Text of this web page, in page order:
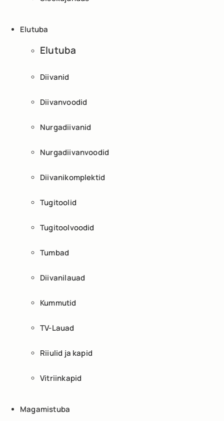
Elutuba
Elutuba
Diivanid
Diivanvoodid
Nurgadiivanid
Nurgadiivanvoodid
Diivanikomplektid
Tugitoolid
Tugitoolvoodid
Tumbad
Diivanilauad
Kummutid
TV-Lauad
Riiulid ja kapid
Vitriinkapid
Magamistuba